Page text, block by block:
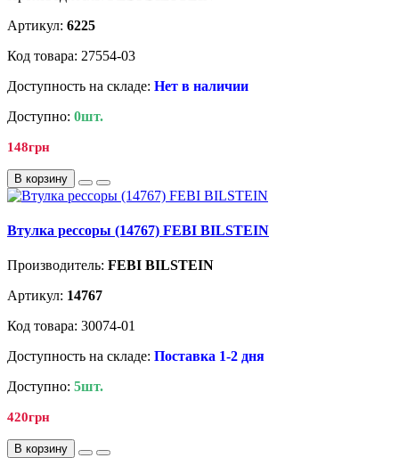
Артикул: 6225
Код товара: 27554-03
Доступность на складе: Нет в наличии
Доступно: 0шт.
148грн
В корзину
Втулка рессоры (14767) FEBI BILSTEIN
Производитель: FEBI BILSTEIN
Артикул: 14767
Код товара: 30074-01
Доступность на складе: Поставка 1-2 дня
Доступно: 5шт.
420грн
В корзину